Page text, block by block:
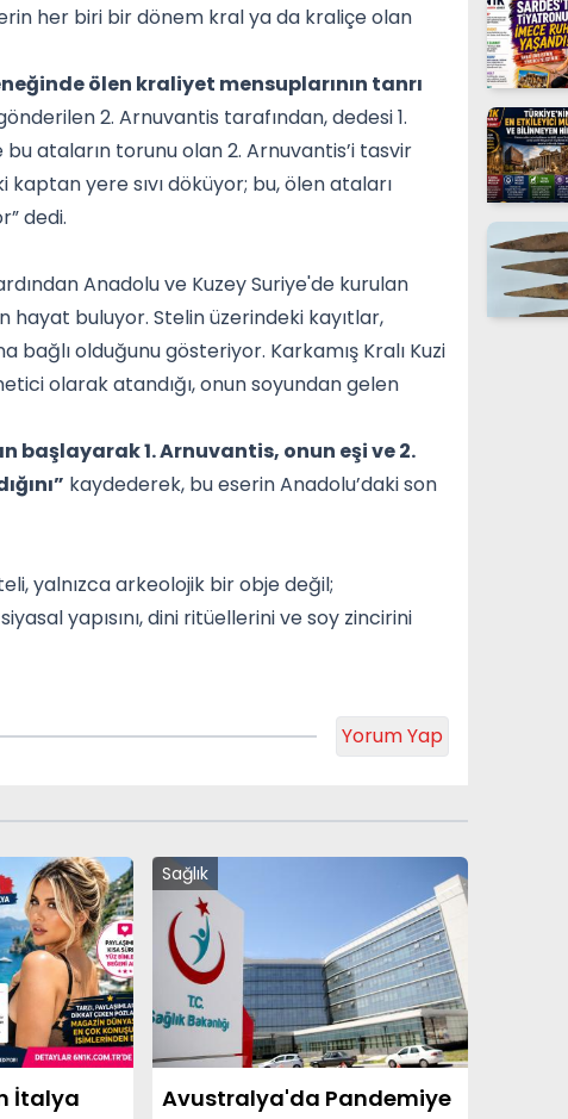
her biri bir dönem kral ya da kraliçe olan
ölen kraliyet mensuplarının tanrı
2. Arnuvantis tarafından, dedesi 1.
bu ataların torunu olan 2. Arnuvantis’i tasvir
yere sıvı döküyor; bu, ölen ataları
dedi.
Anadolu ve Kuzey Suriye'de kurulan
buluyor. Stelin üzerindeki kayıtlar,
bağlı olduğunu gösteriyor. Karkamış Kralı Kuzi
olarak atandığı, onun soyundan gelen
başlayarak 1. Arnuvantis, onun eşi ve 2.
kaydederek, bu eserin Anadolu’daki son
yalnızca arkeolojik bir obje değil;
yapısını, dini ritüellerini ve soy zincirini
Yorum Yap
İtalya
Sağlık
Avustralya'da Pandemiye